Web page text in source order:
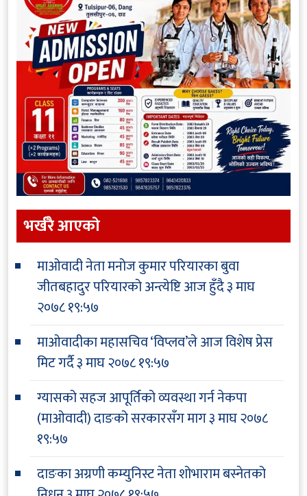
भर्खरै आएकाे
माओवादी नेता मनोज कुमार परियारका बुवा
जीतबहादुर परियारको अन्त्येष्टि आज हुँदै३ माघ
२०७८ १९:५७
माओवादीका महासचिव ‘विप्लव’ले आज विशेष प्रेस
मिट गर्दै३ माघ २०७८ १९:५७
ग्यासको सहज आपूर्तिको व्यवस्था गर्न नेकपा
(माओवादी) दाङको सरकारसँग माग३ माघ २०७८
१९:५७
दाङका अग्रणी कम्युनिस्ट नेता शोभाराम बस्नेतको